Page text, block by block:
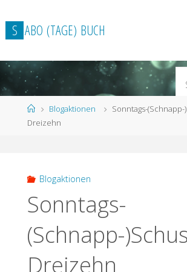
Inhalt
springen
S ABO (TAGE) BUCH
StartBlogaktionen
Sonntags-(Schnapp-
Dreizehn
Blogaktionen
Sonntags-
(Schnapp-
Dreizehn